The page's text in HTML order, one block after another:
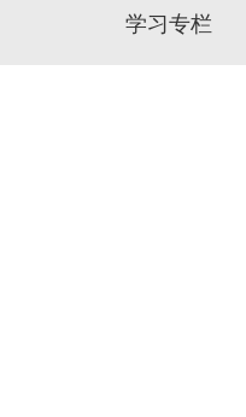
学习专栏